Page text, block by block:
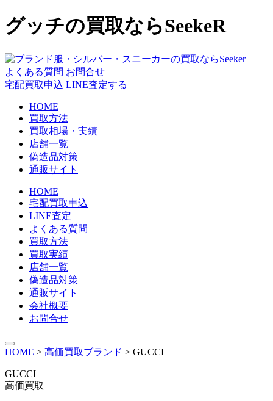
コ
ン
ン
ツ
へ
グッチの買取ならSeekeR
よくある質問 お問合せ
宅配買取申込 LINE査定する
HOME
買取方法
買取相場・実績
店舗一覧
偽造品対策
通販サイト
HOME
宅配買取申込
LINE査定
よくある質問
買取方法
買取実績
店舗一覧
偽造品対策
通販サイト
会社概要
お問合せ
HOME > 高価買取ブランド > GUCCI
GUCCI
高価買取